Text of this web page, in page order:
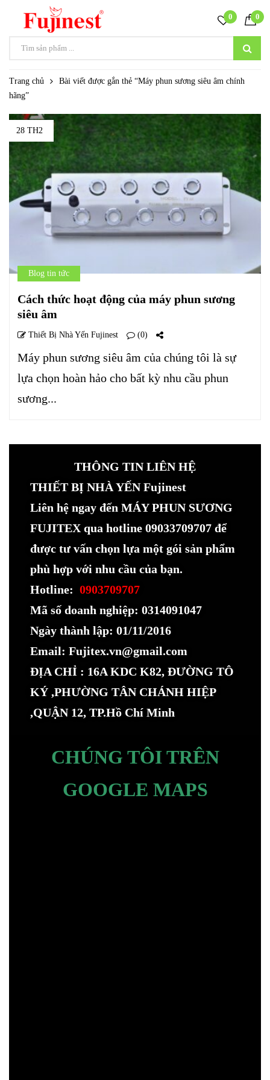
0 0
Trang chủ
Bài viết được gắn thẻ “Máy phun sương siêu âm chính
hãng”
28 TH2
Blog tin tức
Cách thức hoạt động của máy phun sương
siêu âm
Thiết Bị Nhà Yến Fujinest (0)
Máy phun sương siêu âm của chúng tôi là sự
lựa chọn hoàn hảo cho bất kỳ nhu cầu phun
sương...
THÔNG TIN LIÊN HỆ
THIẾT BỊ NHÀ YẾN Fujinest
Liên hệ ngay đến MÁY PHUN SƯƠNG
FUJITEX qua hotline 09033709707 để
được tư vấn chọn lựa một gói sản phẩm
phù hợp với nhu cầu của bạn.
Hotline: 0903709707
Mã số doanh nghiệp: 0314091047
Ngày thành lập: 01/11/2016
Email: Fujitex.vn@gmail.com
ĐỊA CHỈ : 16A KDC K82, ĐƯỜNG TÔ
KÝ ,PHƯỜNG TÂN CHÁNH HIỆP
,QUẬN 12, TP.Hồ Chí Minh
CHÚNG TÔI TRÊN
GOOGLE MAPS